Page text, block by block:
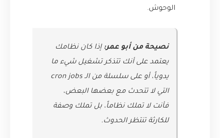
الوحوش.
نصيحة من أبو عمر: إذا كان نظامك
يعتمد على أنك تتذكر تشغيل شيء ما
يدوياً، أو على سلسلة من الـ cron jobs
التي لا تتحدث مع بعضها البعض،
فأنت لا تملك نظاماً، بل تملك وصفة
للكارثة تنتظر الحدوث.